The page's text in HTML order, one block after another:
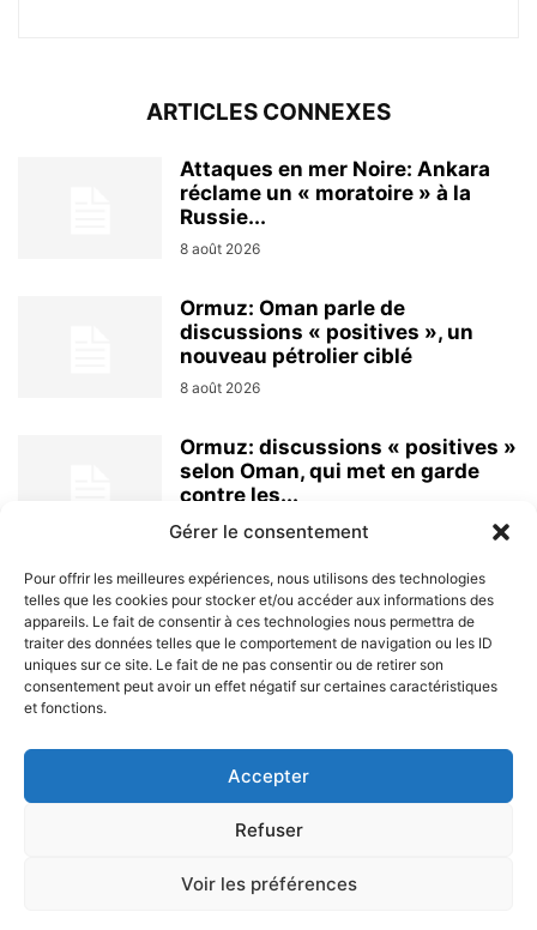
Gérer le consentement
Pour offrir les meilleures expériences, nous utilisons des technologies
telles que les cookies pour stocker et/ou accéder aux informations des
appareils. Le fait de consentir à ces technologies nous permettra de
traiter des données telles que le comportement de navigation ou les ID
uniques sur ce site. Le fait de ne pas consentir ou de retirer son
consentement peut avoir un effet négatif sur certaines caractéristiques
et fonctions.
Accepter
Refuser
Voir les préférences
ARTICLES CONNEXES
Attaques en mer Noire: Ankara
réclame un « moratoire » à la
Russie...
8 août 2026
Ormuz: Oman parle de
discussions « positives », un
nouveau pétrolier ciblé
8 août 2026
Ormuz: discussions « positives »
selon Oman, qui met en garde
contre les...
8 août 2026
À PROPOS
SUIVEZ NOUS